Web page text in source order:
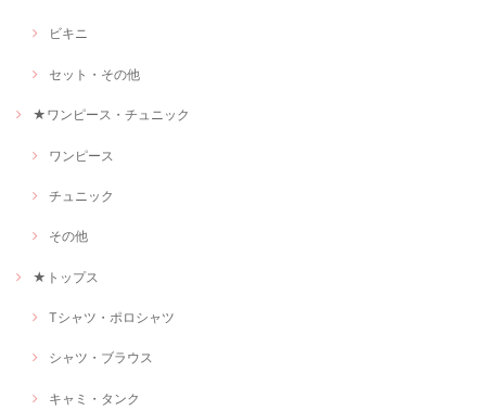
ビキニ
セット・その他
★ワンピース・チュニック
ワンピース
チュニック
その他
★トップス
Tシャツ・ポロシャツ
シャツ・ブラウス
キャミ・タンク